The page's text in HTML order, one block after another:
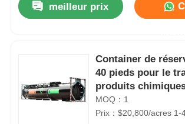
meilleur prix
Container de
40 pieds pour le
produits
pétrole brut diesel
MOQ：1
Prix：$20,800/acres 1-